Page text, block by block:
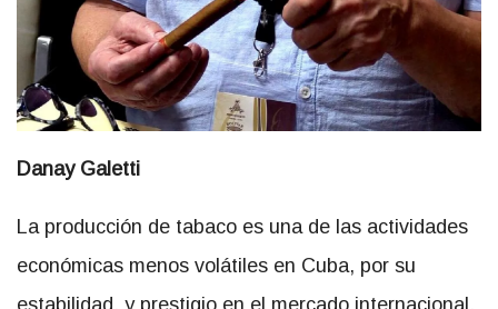
Danay Galetti
La producción de tabaco es una de las actividades
económicas menos volátiles en Cuba, por su
estabilidad, y prestigio en el mercado internacional,